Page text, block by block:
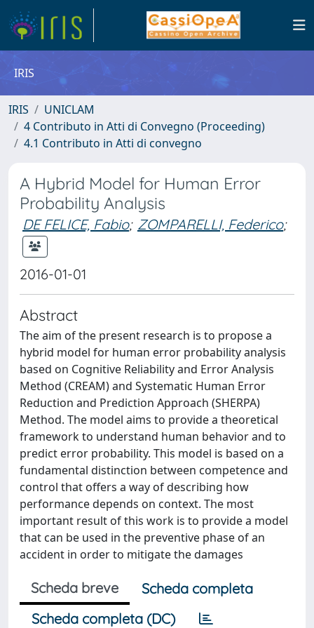
IRIS
IRIS
UNICLAM
4 Contributo in Atti di Convegno (Proceeding)
4.1 Contributo in Atti di convegno
A Hybrid Model for Human Error
Probability Analysis
DE FELICE, Fabio; ZOMPARELLI, Federico;
2016-01-01
Abstract
The aim of the present research is to propose a
hybrid model for human error probability analysis
based on Cognitive Reliability and Error Analysis
Method (CREAM) and Systematic Human Error
Reduction and Prediction Approach (SHERPA)
Method. The model aims to provide a theoretical
framework to understand human behavior and to
predict error probability. This model is based on a
fundamental distinction between competence and
control that offers a way of describing how
performance depends on context. The most
important result of this work is to provide a model
that can be used in the preventive phase of an
accident in order to mitigate the damages
Scheda breve
Scheda completa
Scheda completa (DC)